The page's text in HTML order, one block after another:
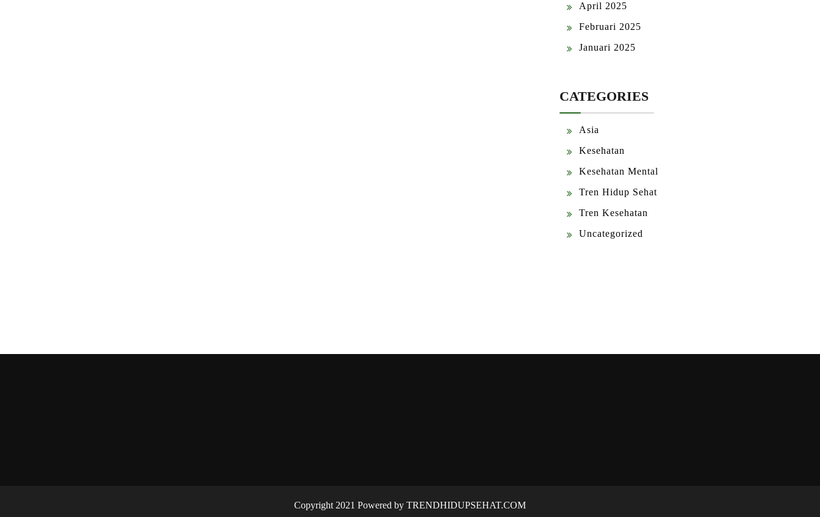
April 2025
Februari 2025
Januari 2025
CATEGORIES
Asia
Kesehatan
Kesehatan Mental
Tren Hidup Sehat
Tren Kesehatan
Uncategorized
Copyright 2021 Powered by TRENDHIDUPSEHAT.COM